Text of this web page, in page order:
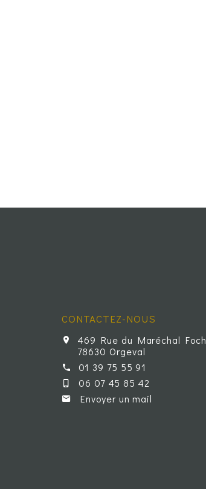
CONTACTEZ-NOUS
469 Rue du Maréchal Foch
78630 Orgeval
01 39 75 55 91
06 07 45 85 42
Envoyer un mail